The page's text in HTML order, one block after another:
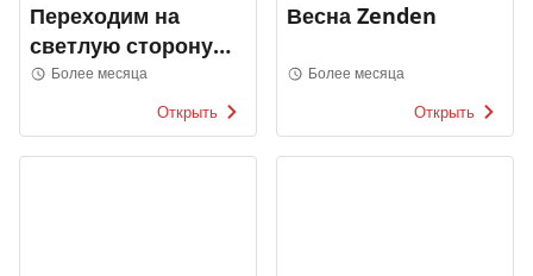
Переходим на
светлую сторону
Элис
Более месяца
Открыть
Весна Zenden
Более месяца
Открыть